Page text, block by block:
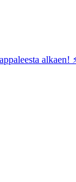
alkaen!